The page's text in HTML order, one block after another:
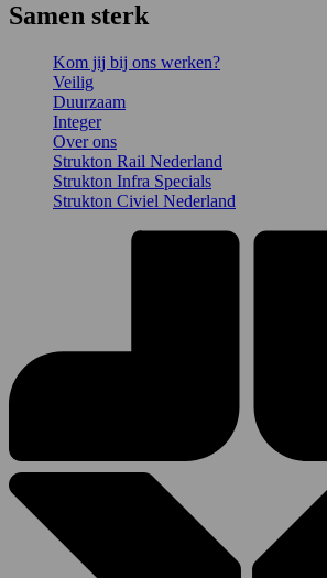
Samen sterk
Kom jij bij ons werken?
Veilig
Duurzaam
Integer
Over ons
Strukton Rail Nederland
Strukton Infra Specials
Strukton Civiel Nederland